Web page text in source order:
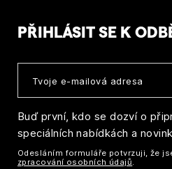
PŘIHLÁSIT SE K
Buď první, kdo se dozví o
speciálních nabídkách a
Odesláním formuláře potvrzuji, že
zpracování osobních údajů